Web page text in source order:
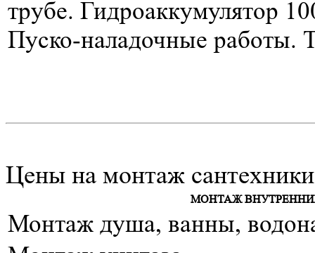
трубе. Гидроаккумулятор
Пуско-наладочные работы.
Цены на монтаж сантехники
МОНТАЖ
Монтаж душа, ванны,